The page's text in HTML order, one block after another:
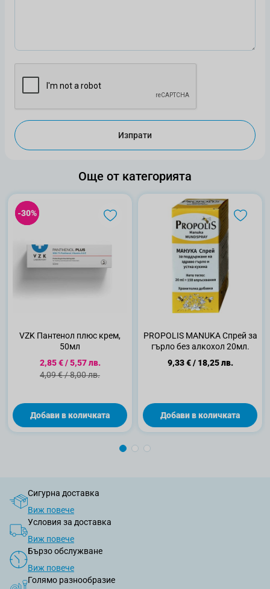
Изпрати
Още от категорията
-30%
-30%
VZK Пантенол плюс крем,
50мл
Специална цена
2,85 €/5,57 лв.
Стандартна цена
4,09 €/8,00 лв.
Добави в количката
PROPOLIS MANUKA Спрей за
гърло без алкохол 20мл.
9,33 €/ 18,25 лв.
Добави в количката
Сигурна доставка
Виж повече
Условия за доставка
Виж повече
Бързо обслужване
Виж повече
Голямо разнообразие